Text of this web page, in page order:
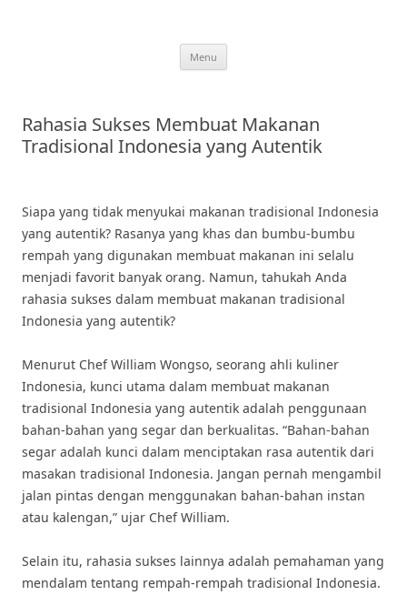
Menu
Rahasia Sukses Membuat Makanan
Tradisional Indonesia yang Autentik
Siapa yang tidak menyukai makanan tradisional Indonesia
yang autentik? Rasanya yang khas dan bumbu-bumbu
rempah yang digunakan membuat makanan ini selalu
menjadi favorit banyak orang. Namun, tahukah Anda
rahasia sukses dalam membuat makanan tradisional
Indonesia yang autentik?
Menurut Chef William Wongso, seorang ahli kuliner
Indonesia, kunci utama dalam membuat makanan
tradisional Indonesia yang autentik adalah penggunaan
bahan-bahan yang segar dan berkualitas. “Bahan-bahan
segar adalah kunci dalam menciptakan rasa autentik dari
masakan tradisional Indonesia. Jangan pernah mengambil
jalan pintas dengan menggunakan bahan-bahan instan
atau kalengan,” ujar Chef William.
Selain itu, rahasia sukses lainnya adalah pemahaman yang
mendalam tentang rempah-rempah tradisional Indonesia.